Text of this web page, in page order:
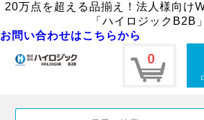
20万点を超える品揃え！法人様向け
「ハイロジックB2B
お問い合わせはこちらから
0